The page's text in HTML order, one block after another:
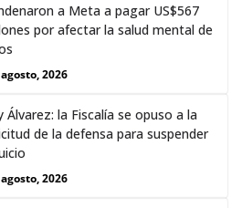
a Meta a pagar US$567
por afectar la salud mental de
2026
Álvarez: la Fiscalía se opuso a la
de la defensa para suspender
2026